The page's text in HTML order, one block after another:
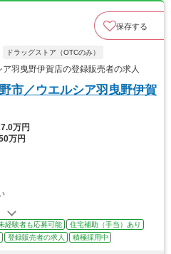
保存する
ドラッグストア（OTCのみ）
羽曳野伊賀店の登録販売者の求人
市／ウエルシア羽曳野伊賀
万円
万円
経験者も応募可能
住宅補助（手当）あり
登録販売者の求人 積極採用中